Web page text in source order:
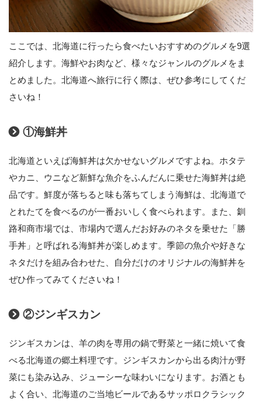
ここでは、北海道に行ったら食べたいおすすめのグルメを9選
紹介します。海鮮やお肉など、様々なジャンルのグルメをま
とめました。北海道へ旅行に行く際は、ぜひ参考にしてくだ
さいね！
①海鮮丼
北海道といえば海鮮丼は欠かせないグルメですよね。ホタテ
やカニ、ウニなど新鮮な魚介をふんだんに乗せた海鮮丼は絶
品です。鮮度が落ちると味も落ちてしまう海鮮は、北海道で
とれたてを食べるのが一番おいしく食べられます。また、釧
路和商市場では、市場内で選んだお好みのネタを乗せた「勝
手丼」と呼ばれる海鮮丼が楽しめます。季節の魚介や好きな
ネタだけを組み合わせた、自分だけのオリジナルの海鮮丼を
ぜひ作ってみてくださいね！
②ジンギスカン
ジンギスカンは、羊の肉を専用の鍋で野菜と一緒に焼いて食
べる北海道の郷土料理です。ジンギスカンから出る肉汁が野
菜にも染み込み、ジューシーな味わいになります。お酒とも
よく合い、北海道のご当地ビールであるサッポロクラシック